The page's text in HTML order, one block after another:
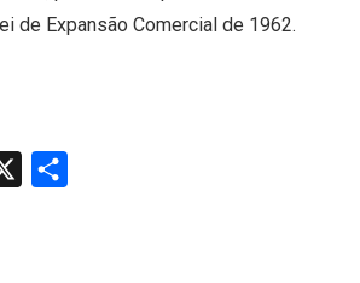
de Expansão Comercial de 1962.